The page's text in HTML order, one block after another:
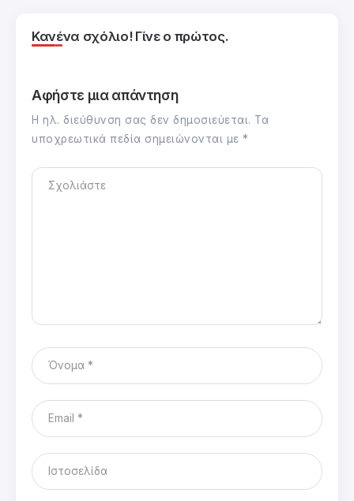
Κανένα σχόλιο! Γίνε ο πρώτος.
Αφήστε μια απάντηση
Η ηλ. διεύθυνση σας δεν δημοσιεύεται. Τα
υποχρεωτικά πεδία σημειώνονται με *